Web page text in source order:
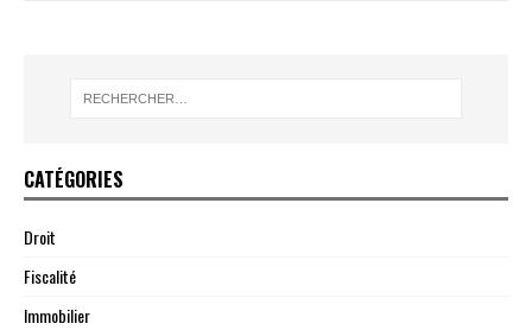
CATÉGORIES
Droit
Fiscalité
Immobilier